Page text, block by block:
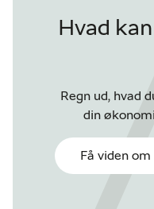
Hvad
Regn ud, hvad
din
Få viden